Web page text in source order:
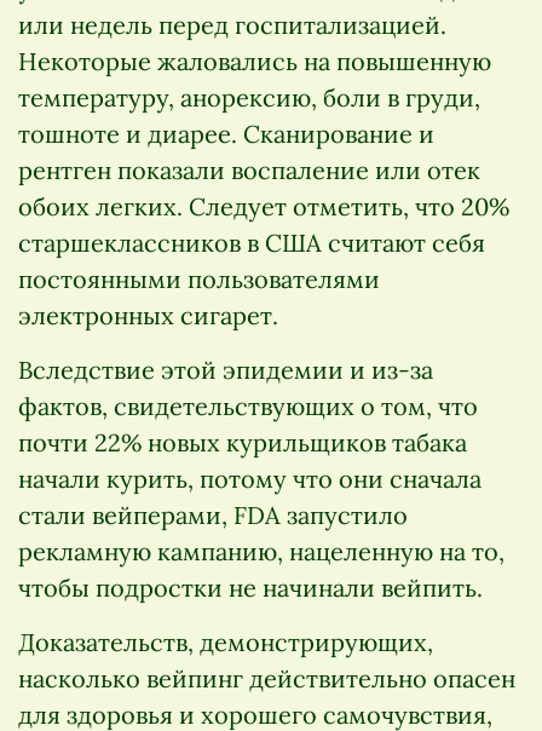
или недель перед госпитализацией.
Некоторые жаловались на повышенную
температуру, анорексию, боли в груди,
тошноте и диарее. Сканирование и
рентген показали воспаление или отек
обоих легких. Следует отметить, что 20%
старшеклассников в США считают себя
постоянными пользователями
электронных сигарет.
Вследствие этой эпидемии и из-за
фактов, свидетельствующих о том, что
почти 22% новых курильщиков табака
начали курить, потому что они сначала
стали вейперами, FDA запустило
рекламную кампанию, нацеленную на то,
чтобы подростки не начинали вейпить.
Доказательств, демонстрирующих,
насколько вейпинг действительно опасен
для здоровья и хорошего самочувствия,